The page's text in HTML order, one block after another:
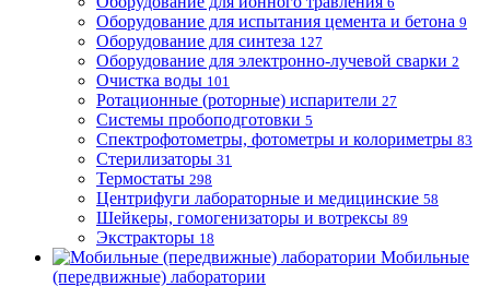
Оборудование для испытания цемента и бетона 9
Оборудование для синтеза 127
Оборудование для электронно-лучевой сварки 2
Очистка воды 101
Ротационные (роторные) испарители 27
Системы пробоподготовки 5
Спектрофотометры, фотометры и колориметры 83
Стерилизаторы 31
Термостаты 298
Центрифуги лабораторные и медицинские 58
Шейкеры, гомогенизаторы и вотрексы 89
Экстракторы 18
Мобильные
(передвижные) лаборатории